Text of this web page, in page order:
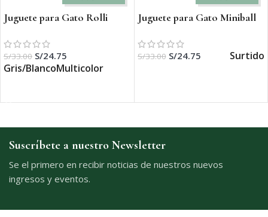
Juguete para Gato Rolli
S/33.00 S/24.75
Gris/BlancoMulticolor
Juguete para Gato Miniball
S/33.00 S/24.75 Surtido
Suscríbete a nuestro Newsletter
Se el primero en recibir noticias de nuestros nuevos
ingresos y eventos.